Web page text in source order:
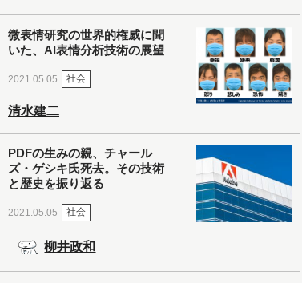
微表情研究の世界的権威に聞
いた、AI表情分析技術の展望
2021.05.05 社会
清水建二
PDFの生みの親、チャール
ズ・ゲシキ氏死去。その技術
と歴史を振り返る
2021.05.05 社会
柳井政和